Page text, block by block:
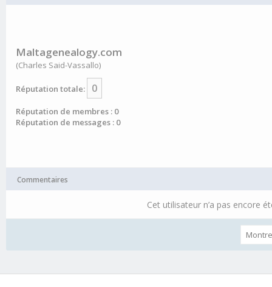
Maltagenealogy.com
(Charles Said-Vassallo)
Réputation totale: 0
Réputation de membres : 0
Réputation de messages : 0
Commentaires
Cet utilisateur n’a pas encore